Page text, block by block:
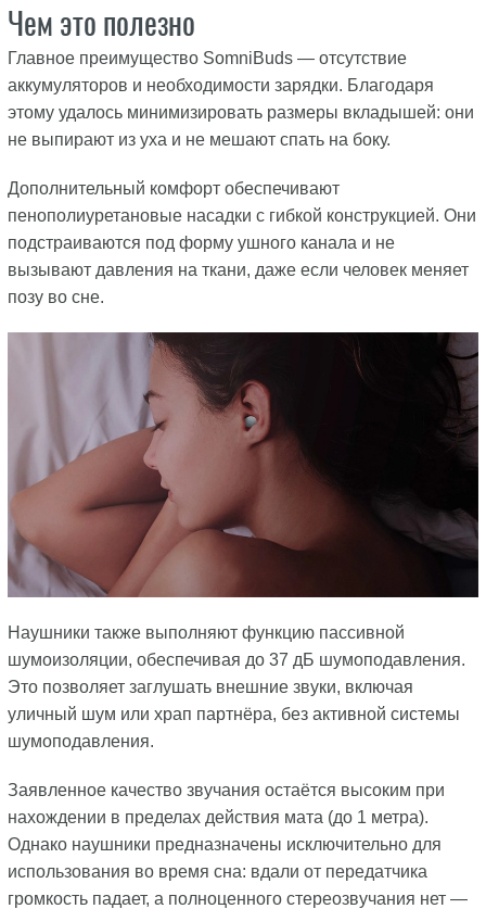
Чем это полезно
Главное преимущество SomniBuds — отсутствие
аккумуляторов и необходимости зарядки. Благодаря
этому удалось минимизировать размеры вкладышей: они
не выпирают из уха и не мешают спать на боку.
Дополнительный комфорт обеспечивают
пенополиуретановые насадки с гибкой конструкцией. Они
подстраиваются под форму ушного канала и не
вызывают давления на ткани, даже если человек меняет
позу во сне.
Наушники также выполняют функцию пассивной
шумоизоляции, обеспечивая до 37 дБ шумоподавления.
Это позволяет заглушать внешние звуки, включая
уличный шум или храп партнёра, без активной системы
шумоподавления.
Заявленное качество звучания остаётся высоким при
нахождении в пределах действия мата (до 1 метра).
Однако наушники предназначены исключительно для
использования во время сна: вдали от передатчика
громкость падает, а полноценного стереозвучания нет —